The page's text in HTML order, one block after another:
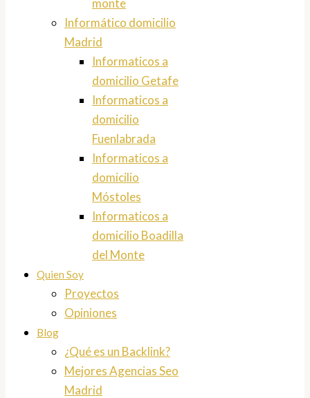
monte
Informático domicilio
Madrid
Informaticos a
domicilio Getafe
Informaticos a
domicilio
Fuenlabrada
Informaticos a
domicilio
Móstoles
Informaticos a
domicilio Boadilla
del Monte
Quien Soy
Proyectos
Opiniones
Blog
¿Qué es un Backlink?
Mejores Agencias Seo
Madrid